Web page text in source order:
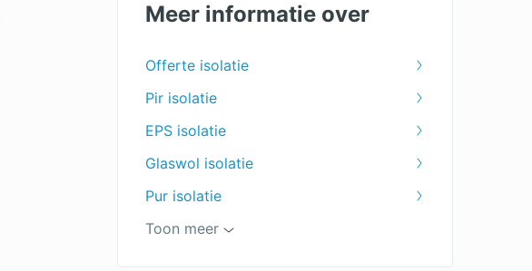
Meer informatie over
Offerte isolatie
Pir isolatie
EPS isolatie
Glaswol isolatie
Pur isolatie
Isolatiemateriaal
Toon meer